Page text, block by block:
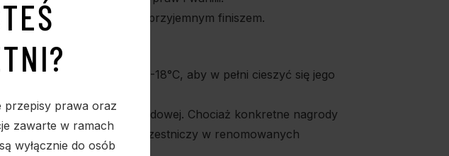
przepisy prawa oraz
zawarte w ramach
wyłącznie do osób
taninami i długim, przyjemnym finiszem.
w temperaturze 16-18°C, aby w pełni cieszyć się jego
i na arenie międzynarodowej. Chociaż konkretne nagrody
oceny od krytyków i uczestniczy w renomowanych